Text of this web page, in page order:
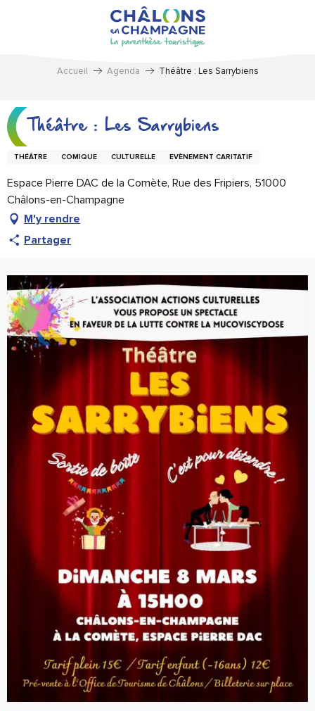
Accueil Agenda Théâtre : Les Sarrybiens
Théâtre : Les Sarrybiens
THÉÂTRE COMIQUE CULTURELLE EVÈNEMENT CARITATIF
Espace Pierre DAC de la Comète, Rue des Fripiers, 51000
Châlons-en-Champagne
M'y rendre
Partager